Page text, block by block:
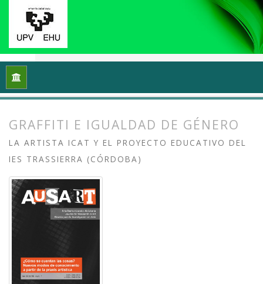
Inicio
GRAFFITI E IGUALDAD DE GÉNERO
LA ARTISTA ICAT Y EL PROYECTO EDUCATIVO DEL
IES TRASSIERRA (CÓRDOBA)